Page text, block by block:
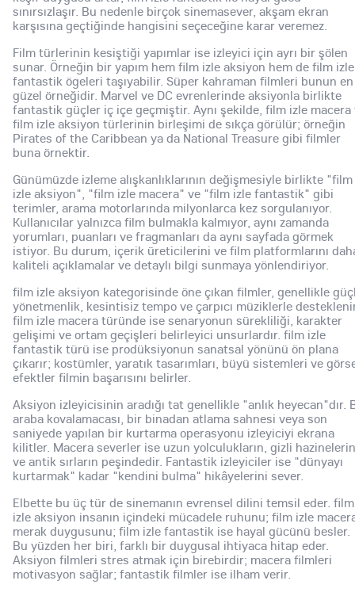
sınırsızlaşır. Bu nedenle birçok sinemasever, akşam ekran
karşısına geçtiğinde hangisini seçeceğine karar veremez.
Film türlerinin kesiştiği yapımlar ise izleyici için ayrı bir şölen
sunar. Örneğin bir yapım hem film izle aksiyon hem de film izle
fantastik ögeleri taşıyabilir. Süper kahraman filmleri bunun en
güzel örneğidir. Marvel ve DC evrenlerinde aksiyonla birlikte
fantastik güçler iç içe geçmiştir. Aynı şekilde, film izle macera
film izle aksiyon türlerinin birleşimi de sıkça görülür; örneğin
Pirates of the Caribbean ya da National Treasure gibi filmler
buna örnektir.
Günümüzde izleme alışkanlıklarının değişmesiyle birlikte "film
izle aksiyon", "film izle macera" ve "film izle fantastik" gibi
terimler, arama motorlarında milyonlarca kez sorgulanıyor.
Kullanıcılar yalnızca film bulmakla kalmıyor, aynı zamanda
yorumları, puanları ve fragmanları da aynı sayfada görmek
istiyor. Bu durum, içerik üreticilerini ve film platformlarını
kaliteli açıklamalar ve detaylı bilgi sunmaya yönlendiriyor.
film izle aksiyon kategorisinde öne çıkan filmler, genellikle
yönetmenlik, kesintisiz tempo ve çarpıcı müziklerle
film izle macera türünde ise senaryonun sürekliliği, karakter
gelişimi ve ortam geçişleri belirleyici unsurlardır. film izle
fantastik türü ise prodüksiyonun sanatsal yönünü ön plana
çıkarır; kostümler, yaratık tasarımları, büyü sistemleri ve
efektler filmin başarısını belirler.
Aksiyon izleyicisinin aradığı tat genellikle "anlık heyecan"dır.
araba kovalamacası, bir binadan atlama sahnesi veya son
saniyede yapılan bir kurtarma operasyonu izleyiciyi ekrana
kilitler. Macera severler ise uzun yolculukların, gizli hazinelerin
ve antik sırların peşindedir. Fantastik izleyiciler ise "dünyayı
kurtarmak" kadar "kendini bulma" hikâyelerini sever.
Elbette bu üç tür de sinemanın evrensel dilini temsil eder. film
izle aksiyon insanın içindeki mücadele ruhunu; film izle
merak duygusunu; film izle fantastik ise hayal gücünü besler.
Bu yüzden her biri, farklı bir duygusal ihtiyaca hitap eder.
Aksiyon filmleri stres atmak için birebirdir; macera filmleri
motivasyon sağlar; fantastik filmler ise ilham verir.